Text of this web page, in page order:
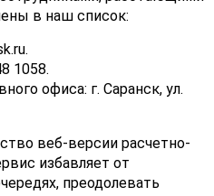
в наш список:
1058.
офиса: г. Саранск, ул.
веб-версии расчетно-
избавляет от
преодолевать